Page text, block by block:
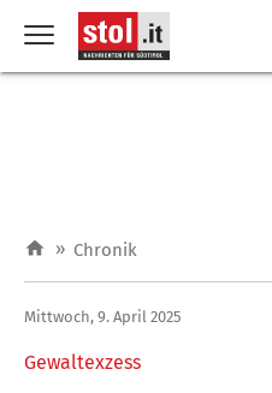
» Chronik
Gewaltexzess
Mittwoch, 9. April 2025